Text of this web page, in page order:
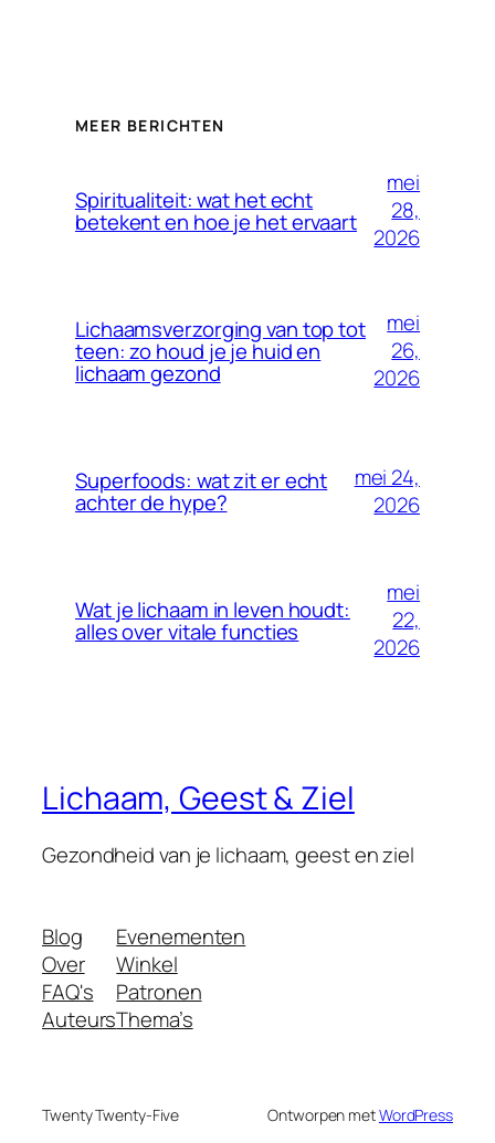
MEER BERICHTEN
Spiritualiteit: wat het echt
betekent en hoe je het ervaart
mei
28,
2026
Lichaamsverzorging van top tot
teen: zo houd je je huid en
lichaam gezond
mei
26,
2026
Superfoods: wat zit er echt
achter de hype?
mei 24,
2026
Wat je lichaam in leven houdt:
alles over vitale functies
mei
22,
2026
Lichaam, Geest & Ziel
Gezondheid van je lichaam, geest en ziel
Blog
Over
FAQ's
Auteurs
Evenementen
Winkel
Patronen
Thema’s
Twenty Twenty-Five Ontworpen metWordPress